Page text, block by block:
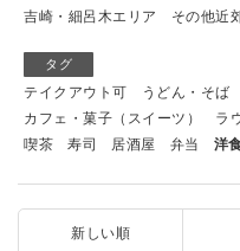
吉崎・細呂木エリア
その他近
タグ
テイクアウト可 うどん・そば
カフェ・菓子（スイーツ）
ラ
喫茶
寿司 居酒屋 弁当 洋
新しい順